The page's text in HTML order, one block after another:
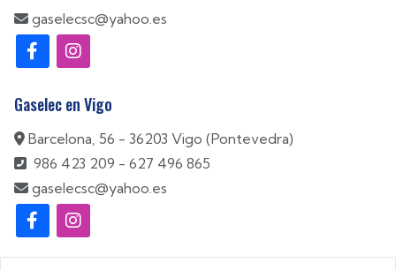
gaselecsc@yahoo.es
Gaselec en Vigo
Barcelona, 56 - 36203 Vigo (Pontevedra)
986 423 209 - 627 496 865
gaselecsc@yahoo.es